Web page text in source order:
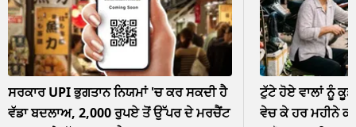
ਸਰਕਾਰ UPI ਭੁਗਤਾਨ ਨਿਯਮਾਂ 'ਚ ਕਰ ਸਕਦੀ ਹੈ
ਵੱਡਾ ਬਦਲਾਅ, 2,000 ਰੁਪਏ ਤੋਂ ਉੱਪਰ ਦੇ ਮਰਚੈਂਟ
ਟੁੱਟੇ ਹੋਏ ਵਾਲਾਂ ਨੂੰ
ਵੇਚ ਕੇ ਹਰ ਮਹੀਨੇ